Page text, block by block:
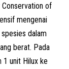
of
mengenai
dalam
berat. Pada
1 unit Hilux ke